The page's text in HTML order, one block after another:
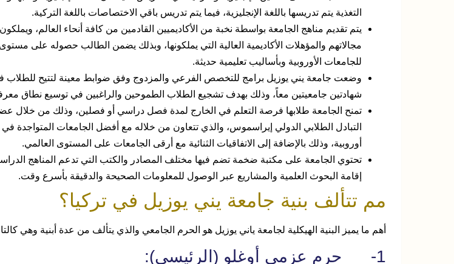
التغذية يتم تدريسها باللغة الإنجليزية، فيما يتم تدريس باقي الاختصاصات باللغة التركية.
يتم تقديم مناهج الجامعة بواسطة نخبة من الأكاديميين القادمين من كافة أنحاء العالم،
مجالاتهم والمؤهلات الأكاديمية العالية التي يملكونها، وبذلك يضمن الطالب حصوله على
للجامعات الأوروبية وبأساليب تعليمية حديثة.
وضعت جامعة يني يوزيل برامج للتخصص الفرعي والمزدوج وفق ضوابط معينة لتتيح
شهادتين جامعيتين معاً، وذلك بهدف تشجيع الطلاب الطموحين والراغبين في توسيع نطاق
تمنح الجامعة طلابها فرصة التعلم في الخارج لمدة فصل دراسي أو فصلين، وذلك من خلال
أوروبية، وذلك بالإضافة إلى الاتفاقيات الثنائية مع أرقى الجامعات على المستوى العالمي.
تحتوي الجامعة على مكتبة ضخمة تضم فيها مختلف المصادر والكتب التي تدعم المناهج
إقامة البحوث العلمية والمشاريع عبر الوصول للمعلومات الصحيحة والدقيقة بأسرع وقت.
مم تتألف بنية جامعة يني يوزيل في تركيا؟
أهم ما يميز البنية الهيكلية لجامعة ياني يوزيل هو الحرم الجامعي والذي يتألف من عدة أبنية وهي
1- حرم عزمي أوغلو (الرئيسي):